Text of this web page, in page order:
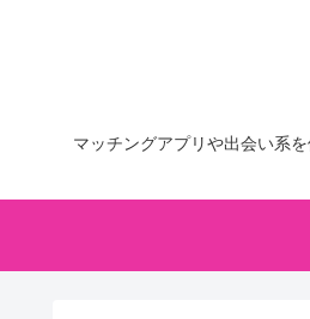
マッチングアプリや出会い系